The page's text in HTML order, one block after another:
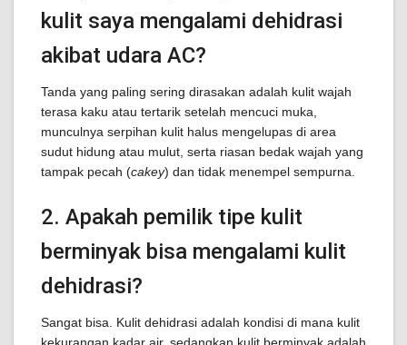
kulit saya mengalami dehidrasi
akibat udara AC?
Tanda yang paling sering dirasakan adalah kulit wajah
terasa kaku atau tertarik setelah mencuci muka,
munculnya serpihan kulit halus mengelupas di area
sudut hidung atau mulut, serta riasan bedak wajah yang
tampak pecah (cakey) dan tidak menempel sempurna.
2. Apakah pemilik tipe kulit
berminyak bisa mengalami kulit
dehidrasi?
Sangat bisa. Kulit dehidrasi adalah kondisi di mana kulit